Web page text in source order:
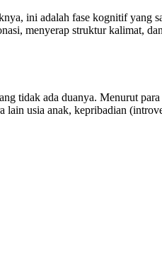
ini adalah fase kognitif yang
menyerap struktur kalimat,
tidak ada duanya. Menurut para
usia anak, kepribadian